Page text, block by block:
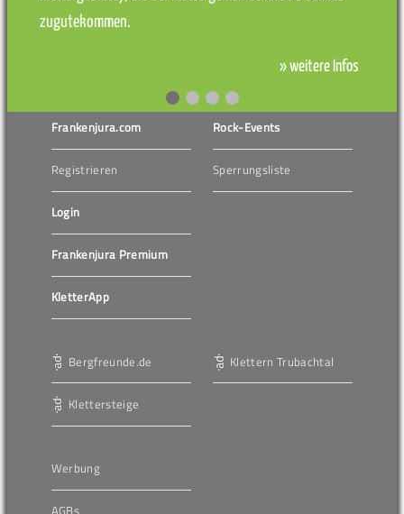
zugutekommen.
» weitere Infos
Frankenjura.com
Registrieren
Login
Frankenjura Premium
KletterApp
Rock-Events
Sperrungsliste
Bergfreunde.de
Klettersteige
Klettern Trubachtal
Werbung
AGBs